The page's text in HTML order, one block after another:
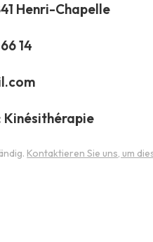
Henri-Chapelle
14
Kontaktieren Sie uns, um